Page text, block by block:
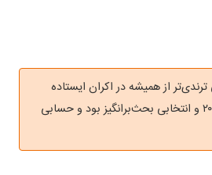
از همیشه در اکران ایستاده
مردیم ترکیبی از مد روز ۲۰۲۶ و انتخابی بحث‌برانگیز بود و حسابی